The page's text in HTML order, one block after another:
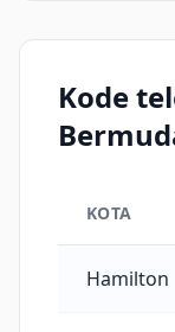
Kode
KOTA
Hamilton